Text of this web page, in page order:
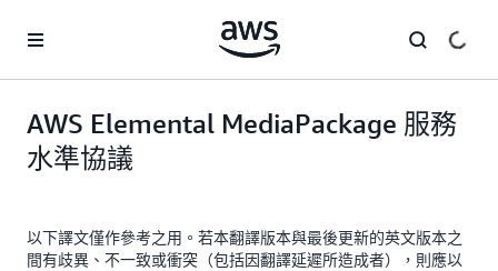
AWS Elemental MediaPackage 服務
水準協議
以下譯文僅作參考之用。若本翻譯版本與最後更新的英文版本之
間有歧異、不一致或衝突（包括因翻譯延遲所造成者），則應以